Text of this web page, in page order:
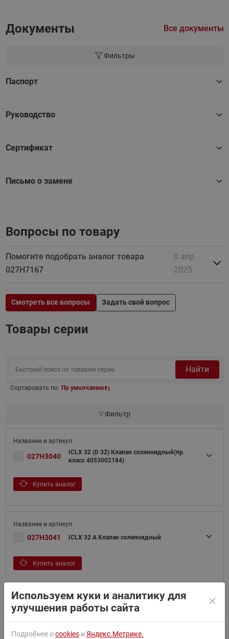
Документы Все документы
Фильтры
Паспорт
Руководство
Сертификат
Письмо о замене
Вопросы по товару
Помогите подобрать аналог товара
027H7167
8 апр
2025
Смотреть все вопросы Задать свой вопрос
Товары серии
Найти
Сортировать по: По умолчанию
Фильтр
027H3040
ICLX 32 (D 32) Клапан соленоидный(пр.
класс 4053002184)
Купить аналог
027H3041 ICLX 32 A Клапан соленоидный
Купить аналог
Используем куки и аналитику для
улучшения работы сайта
Подробнее оcookies и Яндекс.Метрике.